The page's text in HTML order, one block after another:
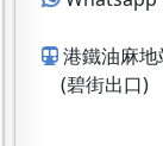
港鐵油麻
(碧街出口)